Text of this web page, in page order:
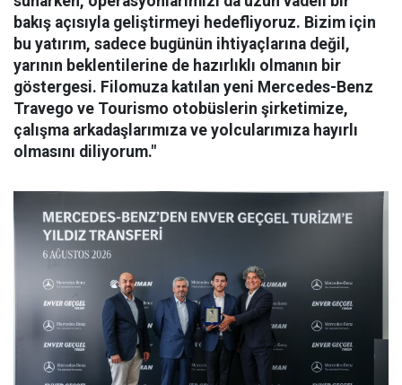
bakış açısıyla geliştirmeyi hedefliyoruz. Bizim için
bu yatırım, sadece bugünün ihtiyaçlarına değil,
yarının beklentilerine de hazırlıklı olmanın bir
göstergesi. Filomuza katılan yeni Mercedes-Benz
Travego ve Tourismo otobüslerin şirketimize,
çalışma arkadaşlarımıza ve yolcularımıza hayırlı
olmasını diliyorum."